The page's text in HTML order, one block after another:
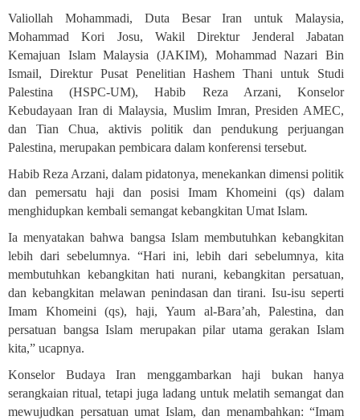
Valiollah Mohammadi, Duta Besar Iran untuk Malaysia,
Mohammad Kori Josu, Wakil Direktur Jenderal Jabatan
Kemajuan Islam Malaysia (JAKIM), Mohammad Nazari Bin
Ismail, Direktur Pusat Penelitian Hashem Thani untuk Studi
Palestina (HSPC-UM), Habib Reza Arzani, Konselor
Kebudayaan Iran di Malaysia, Muslim Imran, Presiden AMEC,
dan Tian Chua, aktivis politik dan pendukung perjuangan
Palestina, merupakan pembicara dalam konferensi tersebut.
Habib Reza Arzani, dalam pidatonya, menekankan dimensi politik
dan pemersatu haji dan posisi Imam Khomeini (qs) dalam
menghidupkan kembali semangat kebangkitan Umat Islam.
Ia menyatakan bahwa bangsa Islam membutuhkan kebangkitan
lebih dari sebelumnya. “Hari ini, lebih dari sebelumnya, kita
membutuhkan kebangkitan hati nurani, kebangkitan persatuan,
dan kebangkitan melawan penindasan dan tirani. Isu-isu seperti
Imam Khomeini (qs), haji, Yaum al-Bara’ah, Palestina, dan
persatuan bangsa Islam merupakan pilar utama gerakan Islam
kita,” ucapnya.
Konselor Budaya Iran menggambarkan haji bukan hanya
serangkaian ritual, tetapi juga ladang untuk melatih semangat dan
mewujudkan persatuan umat Islam, dan menambahkan: “Imam